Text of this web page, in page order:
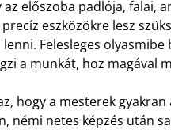
előszoba padlója, falai,
eszközökre lesz
Felesleges
a munkát, hoz magával
hogy a mesterek
némi netes képzés után